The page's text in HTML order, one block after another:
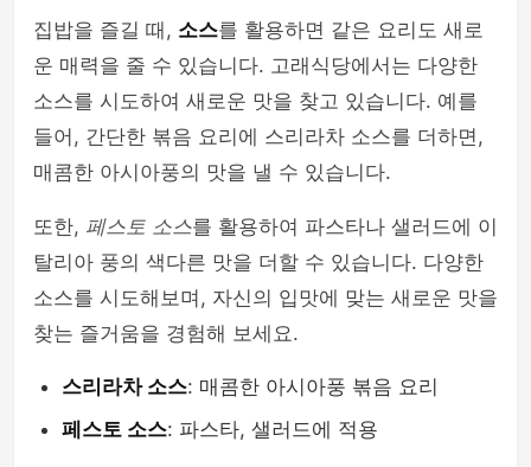
집밥을 즐길 때, 소스를 활용하면 같은 요리도 새로
운 매력을 줄 수 있습니다. 고래식당에서는 다양한
소스를 시도하여 새로운 맛을 찾고 있습니다. 예를
들어, 간단한 볶음 요리에 스리라차 소스를 더하면,
매콤한 아시아풍의 맛을 낼 수 있습니다.
또한, 페스토 소스를 활용하여 파스타나 샐러드에 이
탈리아 풍의 색다른 맛을 더할 수 있습니다. 다양한
소스를 시도해보며, 자신의 입맛에 맞는 새로운 맛을
찾는 즐거움을 경험해 보세요.
스리라차 소스: 매콤한 아시아풍 볶음 요리
페스토 소스: 파스타, 샐러드에 적용